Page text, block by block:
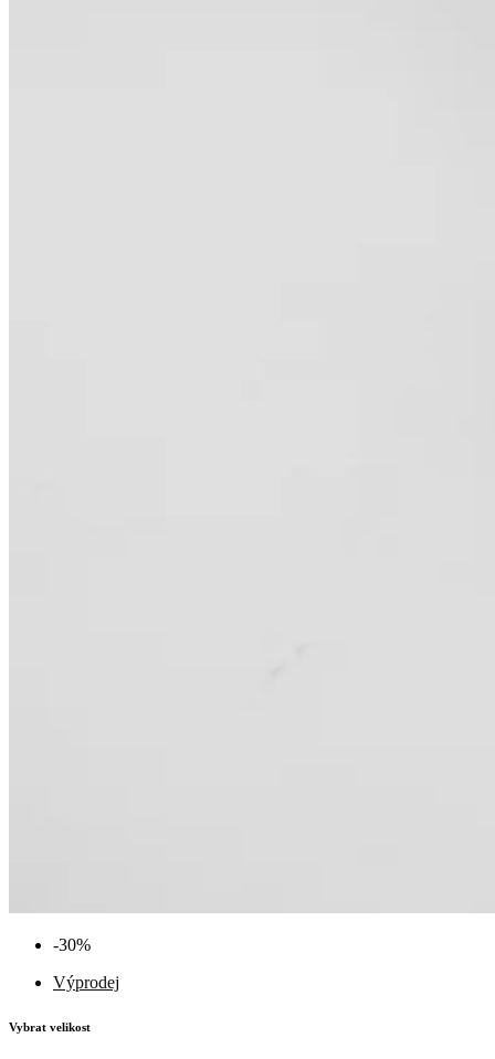
-30%
Výprodej
Vybrat velikost